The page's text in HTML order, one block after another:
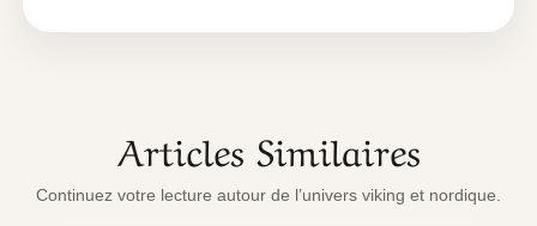
Articles Similaires
Continuez votre lecture autour de l’univers viking et nordique.